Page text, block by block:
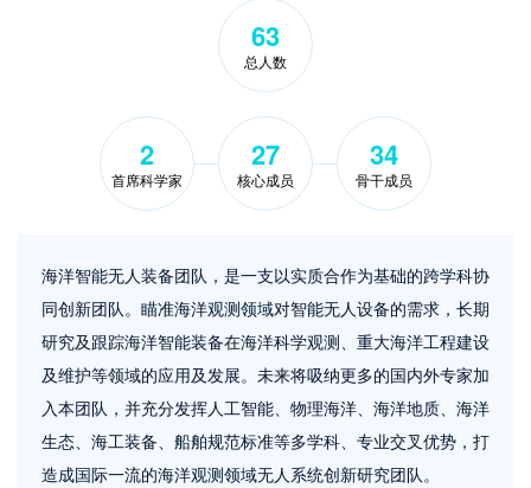
63
总人数
2
首席科学家
27
核心成员
34
骨干成员
海洋智能无人装备团队，是一支以实质合作为基础的跨学科协
同创新团队。瞄准海洋观测领域对智能无人设备的需求，长期
研究及跟踪海洋智能装备在海洋科学观测、重大海洋工程建设
及维护等领域的应用及发展。未来将吸纳更多的国内外专家加
入本团队，并充分发挥人工智能、物理海洋、海洋地质、海洋
生态、海工装备、船舶规范标准等多学科、专业交叉优势，打
造成国际一流的海洋观测领域无人系统创新研究团队。